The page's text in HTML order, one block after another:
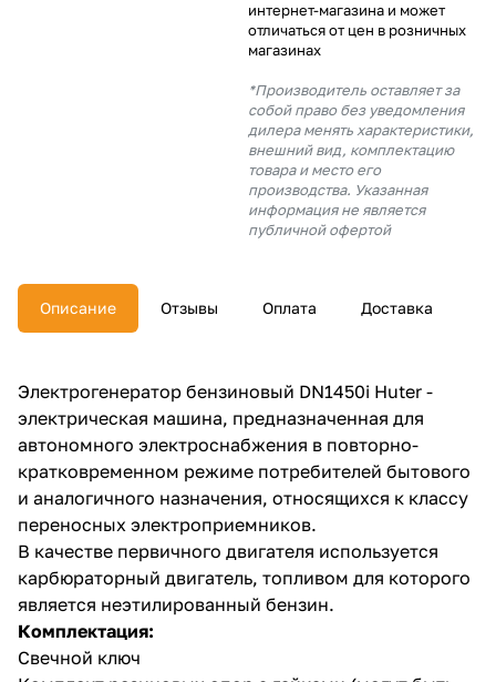
интернет-магазина и может
отличаться от цен в розничных
магазинах
*Производитель оставляет за
собой право без уведомления
дилера менять характеристики,
внешний вид, комплектацию
товара и место его
производства. Указанная
информация не является
публичной офертой
Описание Отзывы Оплата Доставка
Электрогенератор бензиновый DN1450i Huter -
электрическая машина, предназначенная для
автономного электроснабжения в повторно-
кратковременном режиме потребителей бытового
и аналогичного назначения, относящихся к классу
переносных электроприемников.
В качестве первичного двигателя используется
карбюраторный двигатель, топливом для которого
является неэтилированный бензин.
Комплектация:
Свечной ключ
% будут
с вашей карты
раз в 2
недели